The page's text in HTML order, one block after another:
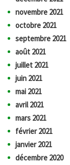
novembre 2021
octobre 2021
septembre 2021
août 2021
juillet 2021
juin 2021
mai 2021
avril 2021
mars 2021
février 2021
janvier 2021
décembre 2020